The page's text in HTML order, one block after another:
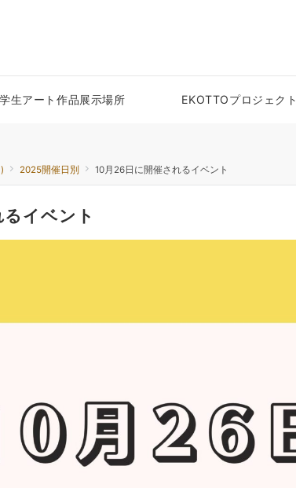
生アート作品展示場所 EKOTTOプロジェクト
2025開催日別 10月26日に開催されるイベント
イベント